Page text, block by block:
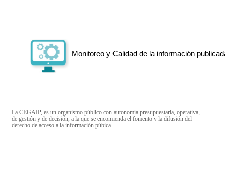
Monitoreo y Calidad de la información
La CEGAIP, es un organismo público con autonomía presupuestaria, operativa,
de gestión y de decisión, a la que se encomienda el fomento y la difusión del
derecho de acceso a la información púbica.